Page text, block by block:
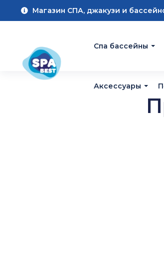
Магазин СПА, джакузи и
Cпа бассейны
Аксессуары